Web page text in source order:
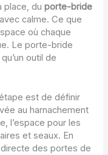
place, duporte-bride
avec calme. Ce que
où chaque
Le porte-bride
outil de
est de définir
au harnachement
l’espace pour les
et seaux. En
des portes de